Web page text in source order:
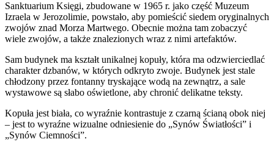
Sanktuarium Księgi, zbudowane w 1965 r. jako część Muzeum
Izraela w Jerozolimie, powstało, aby pomieścić siedem oryginalnych
zwojów znad Morza Martwego. Obecnie można tam zobaczyć
wiele zwojów, a także znalezionych wraz z nimi artefaktów.
Sam budynek ma kształt unikalnej kopuły, która ma odzwierciedlać
charakter dzbanów, w których odkryto zwoje. Budynek jest stale
chłodzony przez fontanny tryskające wodą na zewnątrz, a sale
wystawowe są słabo oświetlone, aby chronić delikatne teksty.
Kopuła jest biała, co wyraźnie kontrastuje z czarną ścianą obok niej
– jest to wyraźne wizualne odniesienie do „Synów Światłości” i
„Synów Ciemności”.